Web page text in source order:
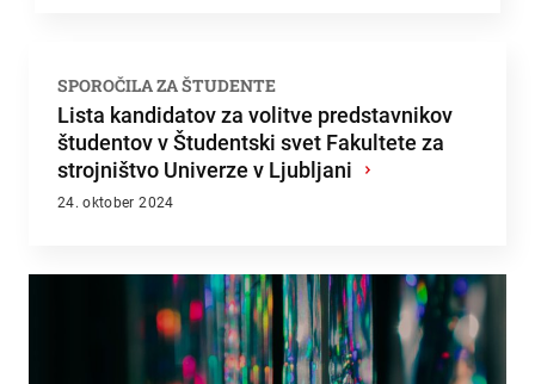
SPOROČILA ZA ŠTUDENTE
Lista kandidatov za volitve predstavnikov
študentov v Študentski svet Fakultete za
strojništvo Univerze v Ljubljani ›
24. oktober 2024